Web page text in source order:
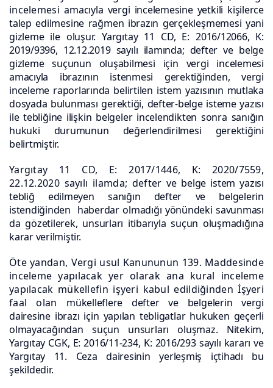
incelemesiamacıyla vergi incelemesine yetkili kişilerce
talep edilmesine rağmen ibrazın gerçekleşmemesi yani
gizleme ile oluşur. Yargıtay 11 CD, E: 2016/12066, K:
2019/9396, 12.12.2019 sayılı ilamında; defter ve belge
gizleme suçunun oluşabilmesi için vergi incelemesi
amacıyla ibrazının istenmesi gerektiğinden, vergi
inceleme raporlarında belirtilen istem yazısının mutlaka
dosyada bulunması gerektiği, defter-belge isteme yazısı
iletebliğine ilişkin belgeler incelendikten sonra sanığın
hukuki durumunun değerlendirilmesi gerektiğini
belirtmiştir.
Yargıtay 11 CD, E: 2017/1446, K: 2020/7559,
22.12.2020 sayılı ilamda; defterve belge istem yazısı
tebliğ edilmeyen sanığın defter ve belgelerin
istendiğinden haberdar olmadığı yönündeki savunması
da gözetilerek, unsurları itibarıyla suçun oluşmadığına
karar verilmiştir.
Öte yandan, Vergi usul Kanununun 139. Maddesinde
inceleme yapılacak yer olarak ana kural inceleme
yapılacak mükellefin işyeri kabul edildiğinden İşyeri
faal olan mükelleflere defter ve belgelerin vergi
dairesine ibrazı için yapılan tebligatlar hukuken geçerli
olmayacağından suçun unsurları oluşmaz. Nitekim,
Yargıtay CGK, E: 2016/11-234, K: 2016/293 sayılı kararı ve
Yargıtay 11. Ceza dairesinin yerleşmiş içtihadı bu
şekildedir.